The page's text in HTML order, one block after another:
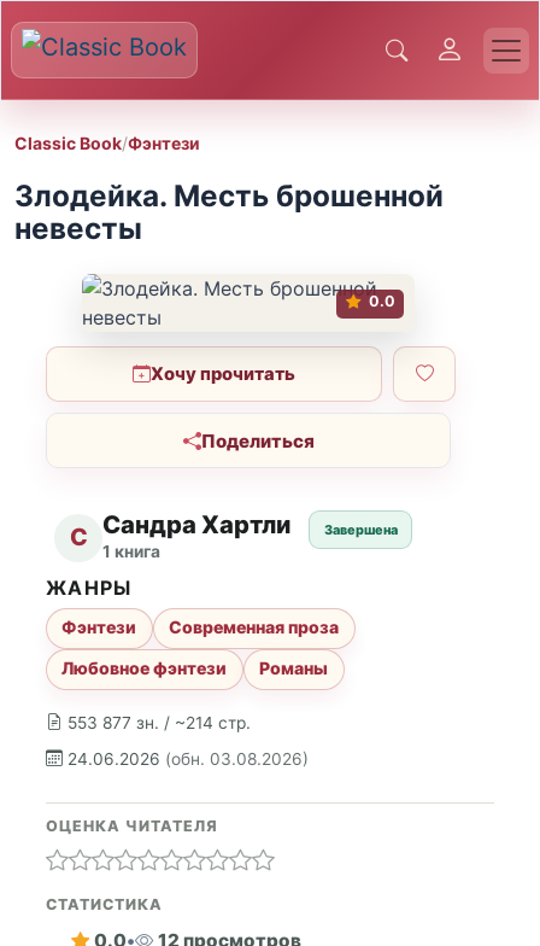
Classic Book/Фэнтези
Злодейка. Месть брошенной
невесты
0.0
Хочу прочитать
Поделиться
С Сандра Хартли
1 книга
Завершена
553 877 зн. / ~214 стр.
24.06.2026 (обн. 03.08.2026)
ЖАНРЫ
Фэнтези
Современная проза
Любовное фэнтези
Романы
ОЦЕНКА ЧИТАТЕЛЯ
СТАТИСТИКА
0.0• 12 просмотров